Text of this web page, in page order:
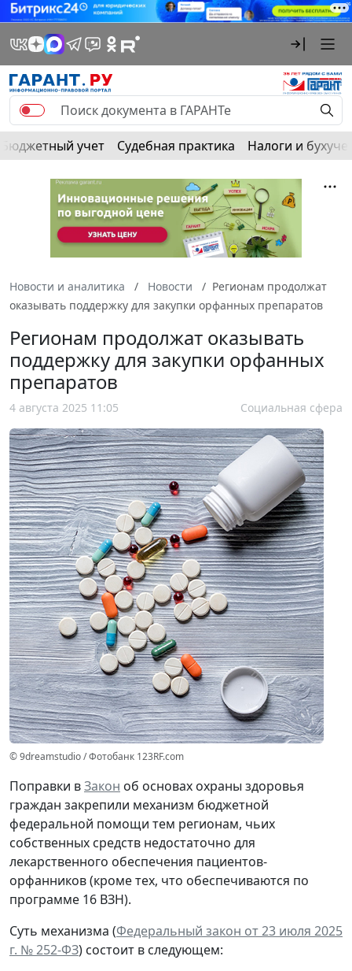
Бюджетный учет Судебная практика Налоги и
Новости и аналитика Новости
Регионам продолжат
оказывать поддержку для закупки орфанных препаратов
Регионам продолжат оказывать
поддержку для закупки орфанных
препаратов
4 августа 2025 11:05 Социальная сфера
© 9dreamstudio / Фотобанк 123RF.com
Поправки вЗакон об основах охраны здоровья
граждан закрепили механизм бюджетной
федеральной помощи тем регионам, чьих
собственных средств недостаточно для
лекарственного обеспечения пациентов-
орфанников (кроме тех, что обеспечиваются по
программе 16 ВЗН).
Суть механизма (Федеральный закон от 23 июля 2025
г. № 252-ФЗ) состоит в следующем: